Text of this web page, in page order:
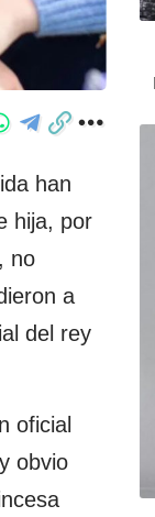
han
hija, por
no
a
del rey
oficial
obvio